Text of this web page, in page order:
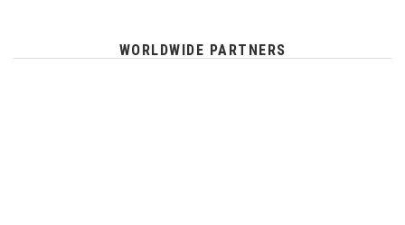
WORLDWIDE PARTNERS